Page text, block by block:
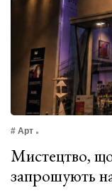
# Арт
Мистецтво,
запрошують